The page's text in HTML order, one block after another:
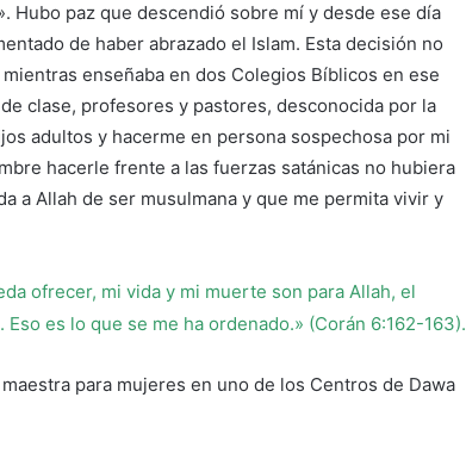
Hubo paz que descendió sobre mí y desde ese día
de haber abrazado el Islam. Esta decisión no
enseñaba en dos Colegios Bíblicos en ese
clase, profesores y pastores, desconocida por la
adultos y hacerme en persona sospechosa por mi
hacerle frente a las fuerzas satánicas no hubiera
a Allah de ser musulmana y que me permita vivir y
ofrecer, mi vida y mi muerte son para Allah, el
es lo que se me ha ordenado.» (Corán 6:162-163).
para mujeres en uno de los Centros de Dawa